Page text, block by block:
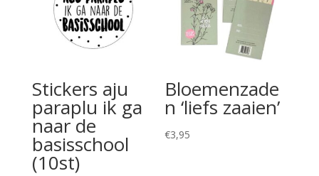
Stickers aju
paraplu ik ga
naar de
basisschool
(10st)
Bloemenzade
n ‘liefs zaaien’
€3,95